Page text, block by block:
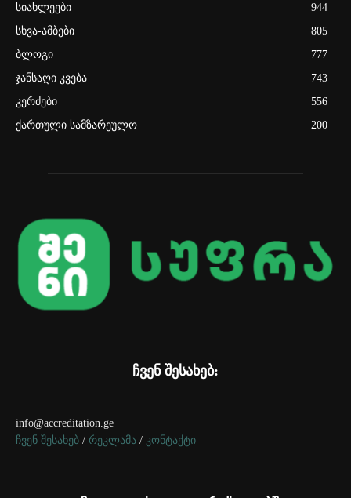
სიახლეები
944
სხვა-ამბები
805
ბლოგი
777
ჯანსაღი კვება
743
კერძები
556
ქართული სამზარეულო
200
ჩვენ შესახებ:
info@accreditation.ge
ჩვენ შესახებ / რეკლამა / კონტაქტი